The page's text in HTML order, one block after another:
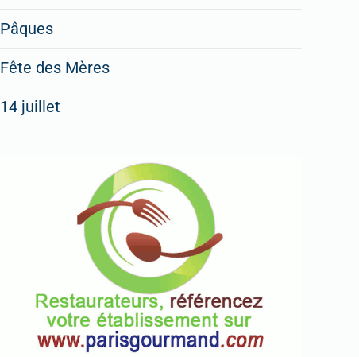
Pâques
Fête des Mères
14 juillet